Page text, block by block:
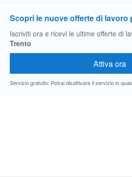
Scopri le nuove offerte di lavoro
Iscriviti ora e ricevi le ultime offerte di
Trento
Servizio gratuito. Potrai disattivare il servizio in